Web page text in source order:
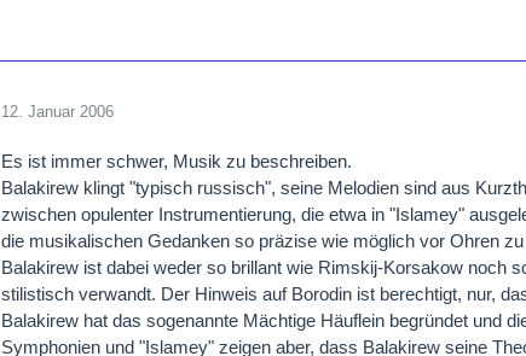
12. Januar 2006
Es ist immer schwer, Musik zu beschreiben.
Balakirew klingt "typisch russisch", seine Melodien sind aus
zwischen opulenter Instrumentierung, die etwa in "Islamey"
die musikalischen Gedanken so präzise wie möglich vor Ohren zu
Balakirew ist dabei weder so brillant wie Rimskij-Korsakow noch
stilistisch verwandt. Der Hinweis auf Borodin ist berechtigt, nur,
Balakirew hat das sogenannte Mächtige Häuflein begründet und
Symphonien und "Islamey" zeigen aber, dass Balakirew seine